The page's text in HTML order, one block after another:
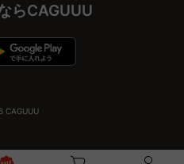
らCAGUUU
CAGUUU